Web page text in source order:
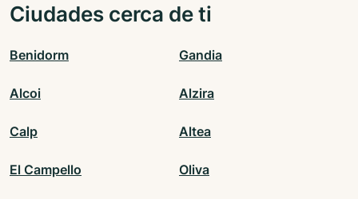
Ciudades cerca de ti
Benidorm Gandia
Alcoi Alzira
Calp Altea
El Campello Oliva